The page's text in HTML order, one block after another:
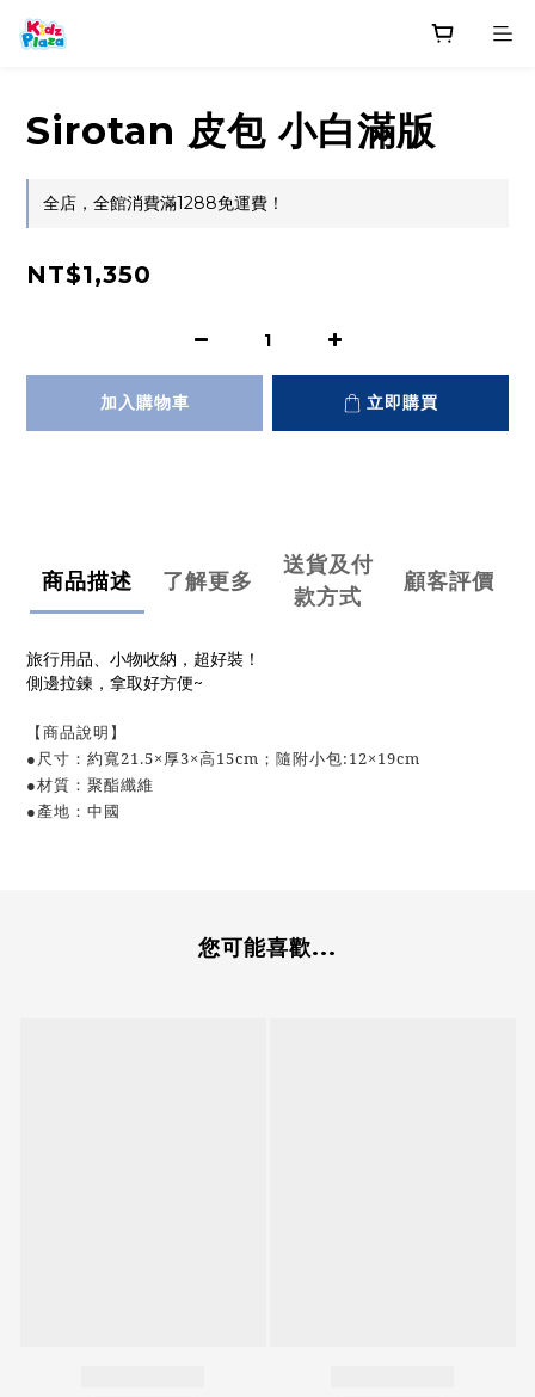
Sirotan 皮包 小白滿版
全店，全館消費滿1288免運費！
NT$1,350
加入購物車 立即購買
商品描述 了解更多
送貨及付
款方式
顧客評價
旅行用品、小物收納，超好裝！
側邊拉鍊，拿取好方便~
【商品說明】
●尺寸：約寬21.5×厚3×高15cm；隨附小包:12×19cm
●材質：聚酯纖維
●產地：中國
您可能喜歡...